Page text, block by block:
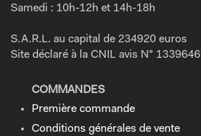
Samedi : 10h-12h et 14h-18h
S.A.R.L. au capital de 234920 euros
Site déclaré à la CNIL avis N° 1339646
COMMANDES
Première commande
Conditions générales de vente